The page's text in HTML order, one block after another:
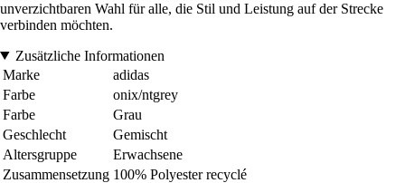
unverzichtbaren Wahl für alle, die Stil und Leistung auf der Strecke
verbinden möchten.
Zusätzliche Informationen
Marke
adidas
Farbe
onix/ntgrey
Farbe
Grau
Geschlecht
Gemischt
Altersgruppe
Erwachsene
Zusammensetzung 100% Polyester recyclé